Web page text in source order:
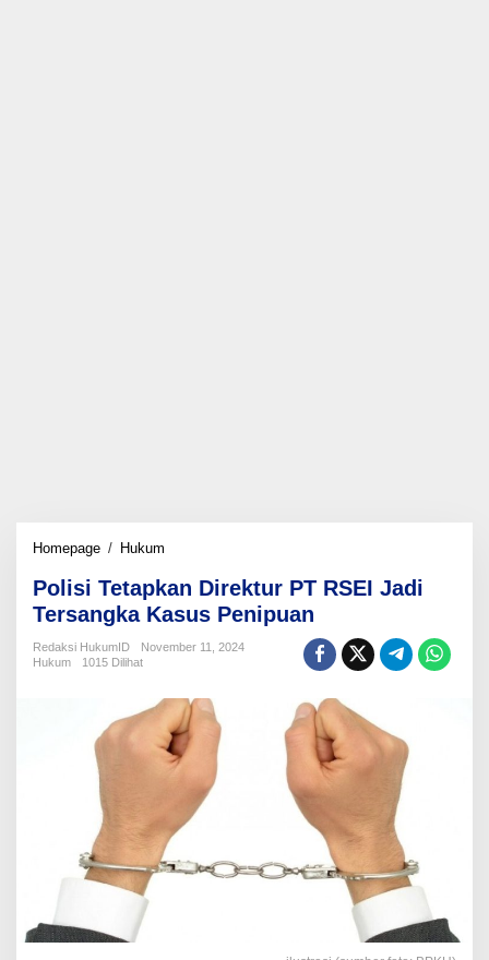
Homepage / Hukum
Direktur
PT
RSEI
Jadi
Penipuan
Polisi Tetapkan Direktur PT RSEI Jadi
Tersangka Kasus Penipuan
Redaksi HukumID
November 11, 2024
Hukum
1015 Dilihat